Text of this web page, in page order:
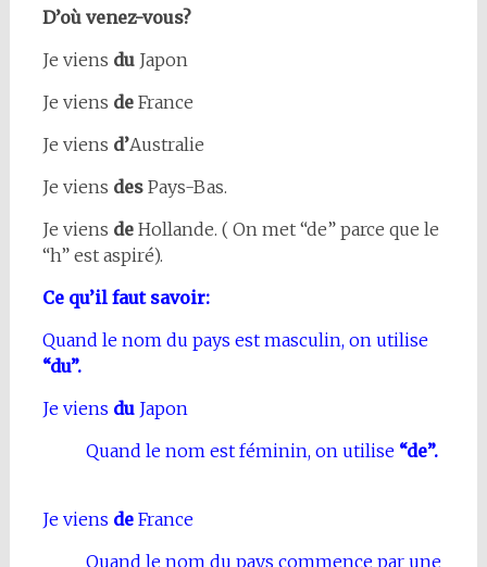
D’où venez-vous?
Je viens duJapon
Je viens deFrance
Je viens d’Australie
Je viens desPays-Bas.
Je viens de Hollande. ( On met “de” parce que le
“h” est aspiré).
Ce qu’il faut savoir:
Quand le nom du pays est masculin, on utilise
“du”.
Je viens duJapon
Quand le nom est féminin, on utilise “de”.
Je viens deFrance
Quand le nom du pays commence par une